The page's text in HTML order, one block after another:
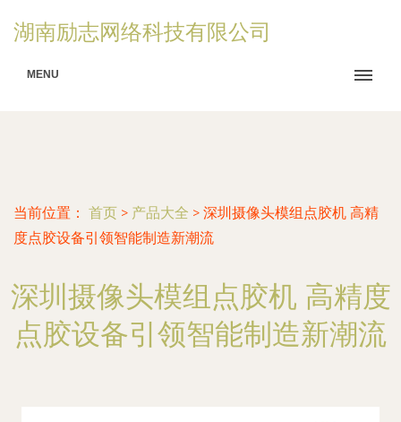
湖南励志网络科技有限公司
MENU
当前位置： 首页 > 产品大全 > 深圳摄像头模组点胶机 高精
度点胶设备引领智能制造新潮流
深圳摄像头模组点胶机 高精度
点胶设备引领智能制造新潮流